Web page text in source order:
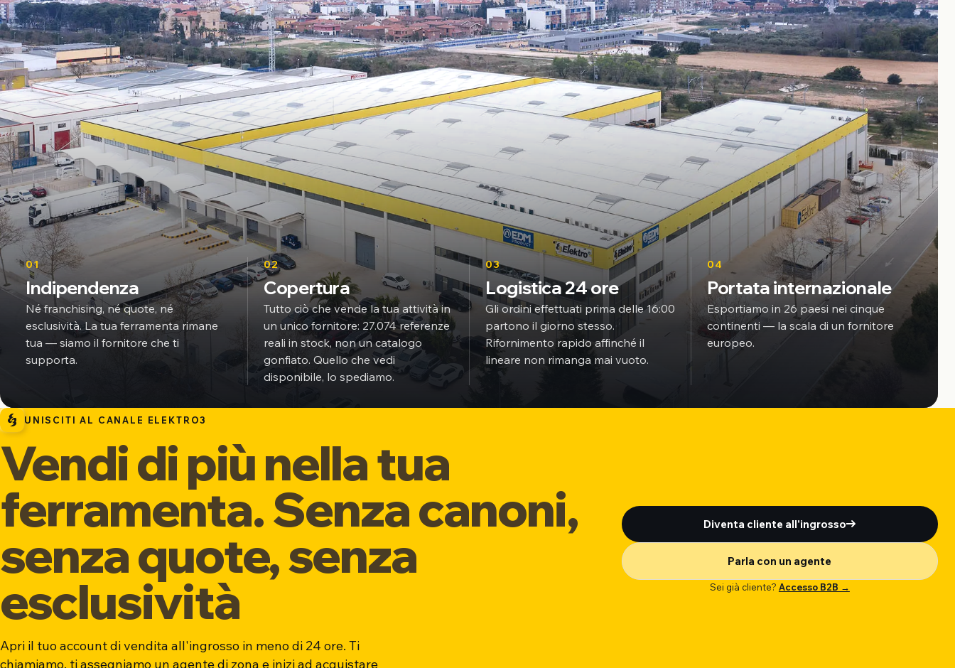
01
Indipendenza
Né franchising, né quote, né
esclusività. La tua ferramenta rimane
tua — siamo il fornitore che ti
supporta.
02
Copertura
Tutto ciò che vende la tua attività in
un unico fornitore: 27.074 referenze
reali in stock, non un catalogo
gonfiato. Quello che vedi
disponibile, lo spediamo.
03
Logistica 24 ore
Gli ordini effettuati prima delle 16:00
partono il giorno stesso.
Rifornimento rapido affinché il
lineare non rimanga mai vuoto.
04
Portata internazionale
Esportiamo in 26 paesi nei cinque
continenti — la scala di un fornitore
europeo.
UNISCITI AL CANALE ELEKTRO3
Vendi di più nella tua
ferramenta. Senza canoni,
senza quote, senza
esclusività
Apri il tuo account di vendita all'ingrosso in meno di 24 ore. Ti
chiamiamo, ti assegniamo un agente di zona e inizi ad acquistare
Diventa cliente all'ingrosso
Parla con un agente
Sei già cliente? Accesso B2B →